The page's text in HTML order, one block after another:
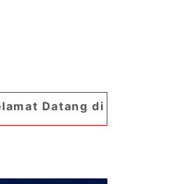
di Portal Berita Jambipos